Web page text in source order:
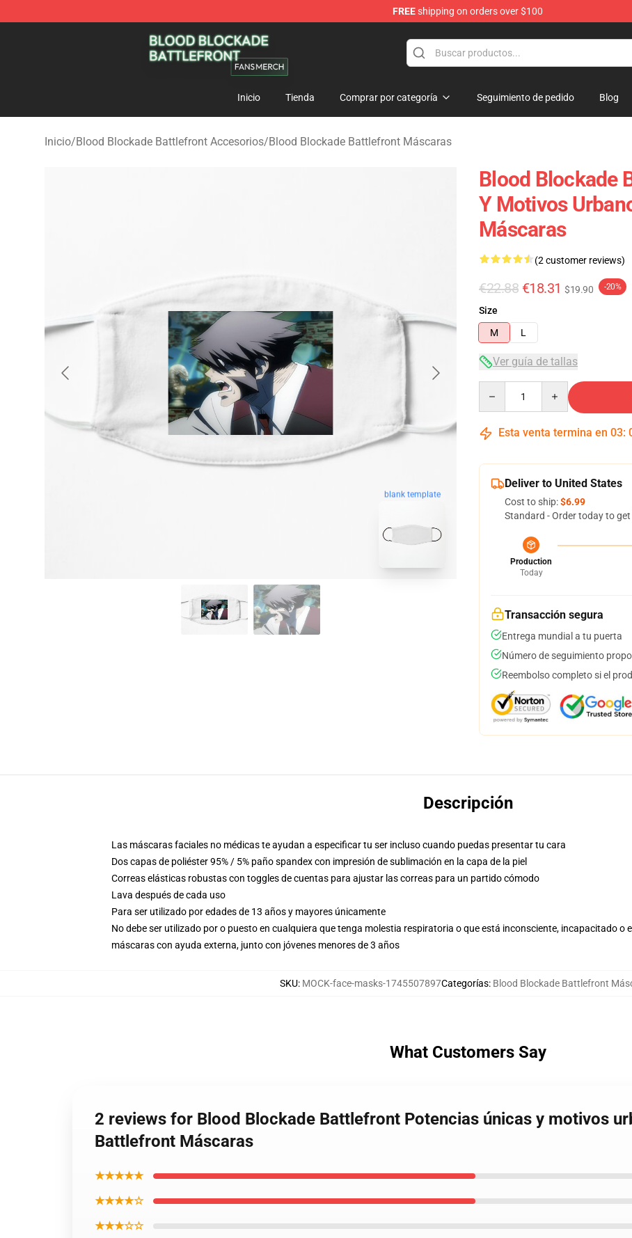
FREEshipping on orders over $100
Blood Blockade Battlefront Shop - Official Blood Blockade Battlefront Merchandise Store
Inicio Tienda Comprar por categoría Seguimiento de pedido Blog
Inicio/Blood Blockade Battlefront Accesorios/Blood Blockade Battlefront Máscaras
blank template
Blood Blockade
Y Motivos
Máscaras
(2 customer reviews)
€22.88 €18.31 $19.90 -20%
Size
M
L
Ver guía de tallas
Esta venta termina en 03:
Deliver to United States
Cost to ship:$6.99
Standard - Order today to
Production
Today
Transacción segura
Entrega mundial a tu puerta
Número de seguimiento
Reembolso completo si el
Descripción
Las máscaras faciales no médicas te ayudan a especificar tu ser incluso cuando puedas presentar tu cara
Dos capas de poliéster 95% / 5% paño spandex con impresión de sublimación en la capa de la piel
Correas elásticas robustas con toggles de cuentas para ajustar las correas para un partido cómodo
Lava después de cada uso
Para ser utilizado por edades de 13 años y mayores únicamente
No debe ser utilizado por o puesto en cualquiera que tenga molestia respiratoria o que está inconsciente, incapacitado o
máscaras con ayuda externa, junto con jóvenes menores de 3 años
SKU: MOCK-face-masks-1745507897Categorías: Blood Blockade Battlefront
What Customers Say
2 reviews for Blood Blockade Battlefront Potencias únicas y motivos
Battlefront Máscaras
★★★★★
★★★★☆
★★★☆☆